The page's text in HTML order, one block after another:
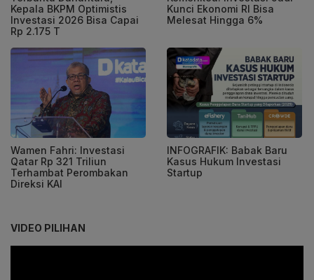
Kepala BKPM Optimistis
Investasi 2026 Bisa Capai
Rp 2.175 T
Kunci Ekonomi RI Bisa
Melesat Hingga 6%
Wamen Fahri: Investasi
Qatar Rp 321 Triliun
Terhambat Perombakan
Direksi KAI
INFOGRAFIK: Babak Baru
Kasus Hukum Investasi
Startup
VIDEO PILIHAN